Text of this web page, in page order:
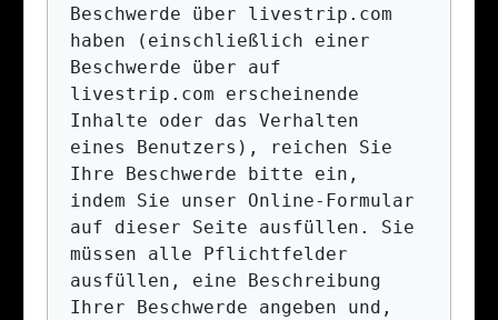
Beschwerde über livestrip.com
haben (einschließlich einer
Beschwerde über auf
livestrip.com erscheinende
Inhalte oder das Verhalten
eines Benutzers), reichen Sie
Ihre Beschwerde bitte ein,
indem Sie unser Online-Formular
auf dieser Seite ausfüllen. Sie
müssen alle Pflichtfelder
ausfüllen, eine Beschreibung
Ihrer Beschwerde angeben und,